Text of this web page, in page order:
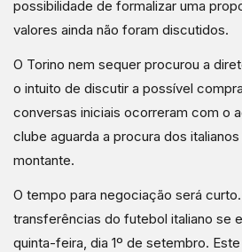
possibilidade de formalizar uma
valores ainda não foram discutidos.
O Torino nem sequer procurou a
o intuito de discutir a possível
conversas iniciais ocorreram com o
clube aguarda a procura dos
montante.
O tempo para negociação será
transferências do futebol italiano se
quinta-feira, dia 1º de setembro.